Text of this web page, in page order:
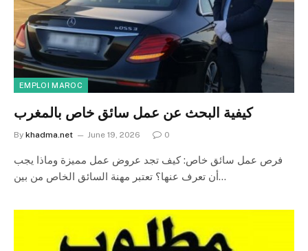
EMPLOI MAROC
كيفية البحث عن عمل سائق خاص بالمغرب
By khadma.net June 19, 2026 0
فرص عمل سائق خاص: كيف تجد عروض عمل مميزة وماذا يجب
أن تعرف عنها؟ تعتبر مهنة السائق الخاص من بين…